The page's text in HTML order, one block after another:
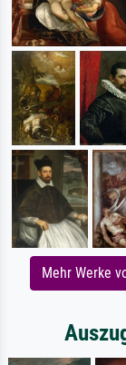
Mehr Werke